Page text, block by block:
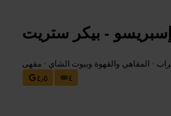
- بيكر ستريت
• المقاهي والقهوة وبيوت الشاي • مقهى
٤٫٥
٤